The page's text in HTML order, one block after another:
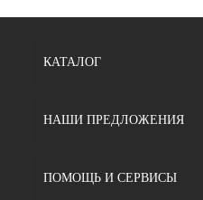
КАТАЛОГ
НАШИ ПРЕДЛОЖЕНИЯ
ПОМОЩЬ И СЕРВИСЫ